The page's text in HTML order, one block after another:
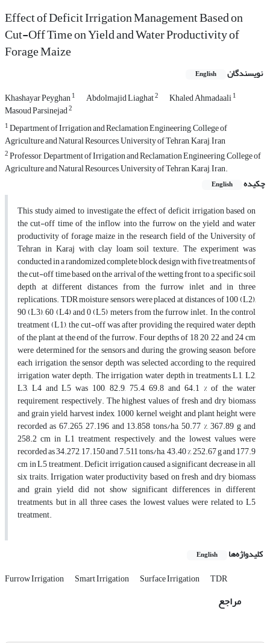
Effect of Deficit Irrigation Management Based on
Cut-Off Time on Yield and Water Productivity of
Forage Maize
نویسندگان English
Khashayar Peyghan1 Abdolmajid Liaghat2 Khaled Ahmadaali1
Masoud Parsinejad2
1Department of Irrigation and Reclamation Engineering, College of
Agriculture and Natural Resources, University of Tehran, Karaj, Iran
2Professor, Department of Irrigation and Reclamation Engineering, College of
Agriculture and Natural Resources, University of Tehran, Karaj, Iran.
چکیده
English
This study aimed to investigate the effect of deficit irrigation based on
the cut-off time of the inflow into the furrow on the yield and water
productivity of forage maize in the research field of the University of
Tehran in Karaj with clay loam soil texture. The experiment was
conducted in a randomized complete block design with five treatments of
the cut-off time based on the arrival of the wetting front to a specific soil
depth at different distances from the furrow inlet and in three
replications. TDR moisture sensors were placed at distances of 100 (L2),
90 (L3), 60 (L4) and 0 (L5) meters from the furrow inlet. In the control
treatment (L1), the cut-off was after providing the required water depth
of the plant at the end of the furrow. Four depths of 18, 20, 22 and 24 cm
were determined for the sensors and during the growing season, before
each irrigation, the sensor depth was selected according to the required
irrigation water depth. The irrigation water depth in treatments L1, L2,
L3, L4 and L5 was 100, 82.9, 75.4, 69.8 and 64.1 % of the water
requirement, respectively. The highest values of fresh and dry biomass
and grain yield, harvest index, 1000 kernel weight and plant height were
recorded as 67.265, 27.196 and 13.858 tons/ha, 50.77 %, 367.89 g and
258.2 cm in L1 treatment, respectively, and the lowest values were
recorded as 34.272, 17.150 and 7.511 tons/ha, 43.40 %, 252.67 g and 177.9
cm in L5 treatment. Deficit irrigation caused a significant decrease in all
six traits. Irrigation water productivity based on fresh and dry biomass
and grain yield did not show significant differences in different
treatments, but in all three cases, the lowest values were related to L5
treatment.
کلیدواژه‌ها English
Furrow Irrigation Smart Irrigation Surface Irrigation TDR
مراجع